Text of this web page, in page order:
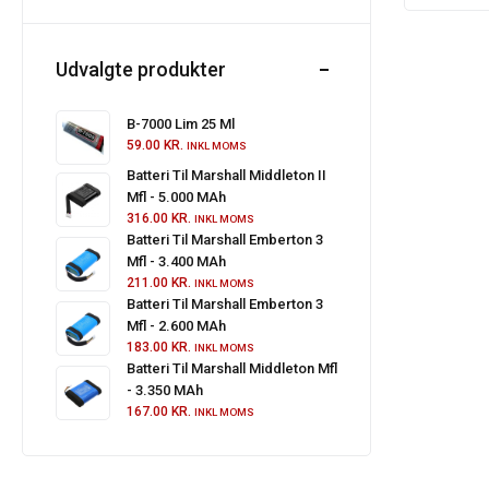
Udvalgte produkter
B-7000 Lim 25 Ml
59.00 KR. INKL MOMS
Batteri Til Marshall Middleton II
Mfl - 5.000 MAh
316.00 KR. INKL MOMS
Batteri Til Marshall Emberton 3
Mfl - 3.400 MAh
211.00 KR. INKL MOMS
Batteri Til Marshall Emberton 3
Mfl - 2.600 MAh
183.00 KR. INKL MOMS
Batteri Til Marshall Middleton Mfl
- 3.350 MAh
167.00 KR. INKL MOMS